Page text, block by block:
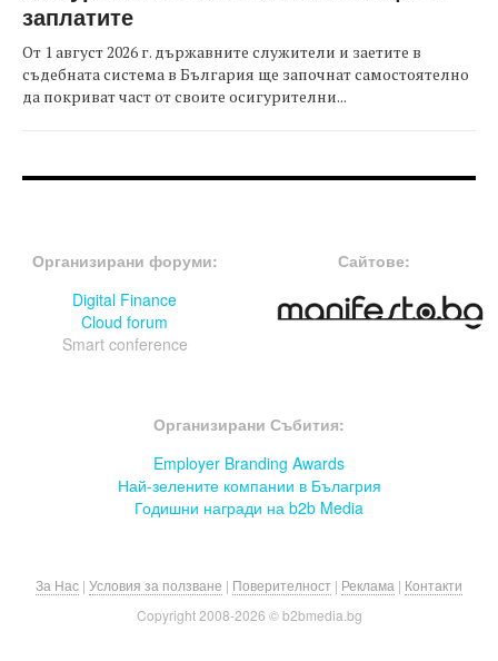
заплатите
От 1 август 2026 г. държавните служители и заетите в
съдебната система в България ще започнат самостоятелно
да покриват част от своите осигурителни...
Организирани форуми:
Digital Finance
Cloud forum
Smart conference
Сайтове:
Организирани Събития:
Employer Branding Awards
Най-зелените компании в Бълагрия
Годишни награди на b2b Media
За Нас | Условия за ползване | Поверителност | Реклама | Контакти
Copyright 2008-2026 © b2bmedia.bg